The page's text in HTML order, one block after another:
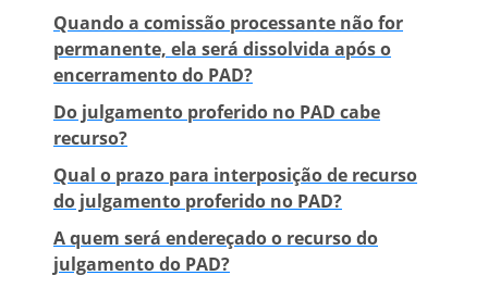
Quando a comissão processante não for
permanente, ela será dissolvida após o
encerramento do PAD?
Do julgamento proferido no PAD cabe
recurso?
Qual o prazo para interposição de recurso
do julgamento proferido no PAD?
A quem será endereçado o recurso do
julgamento do PAD?